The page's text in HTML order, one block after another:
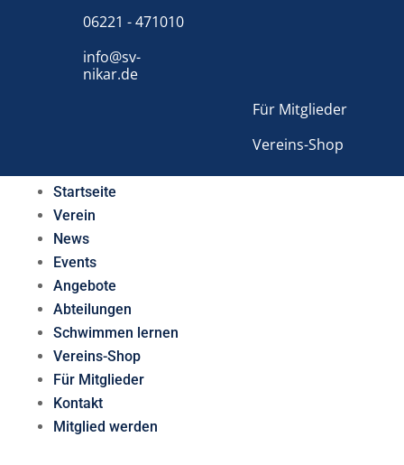
06221 - 471010
info@sv-
nikar.de
Für Mitglieder
Vereins-Shop
Startseite
Verein
News
Events
Angebote
Abteilungen
Schwimmen lernen
Vereins-Shop
Für Mitglieder
Kontakt
Mitglied werden